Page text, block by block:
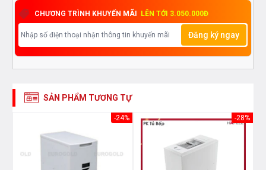
CHƯƠNG TRÌNH KHUYẾN MÃI LÊN TỚI 3.050.000Đ
Đăng ký ngay
SẢN PHẨM TƯƠNG TỰ
-24% -28%